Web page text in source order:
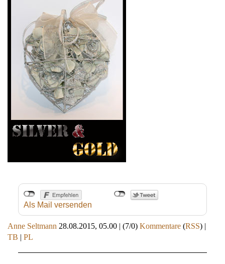
Als Mail versenden
Anne Seltmann 28.08.2015, 05.00 | (7/0) Kommentare (RSS) |
TB | PL